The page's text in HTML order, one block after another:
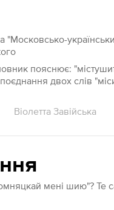
"Московсько-
пояснює:
двох слів
Віолетта Завійська
мені шию"? Те